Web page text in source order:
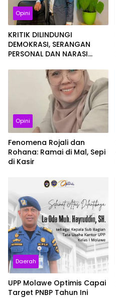
Opini
KRITIK DILINDUNGI
DEMOKRASI, SERANGAN
PERSONAL DAN NARASI
ADALAH PENYESATAN PUBLIK
Opini
Fenomena Rojali dan
Rohana: Ramai di Mal, Sepi
di Kasir
Daerah
UPP Molawe Optimis Capai
Target PNBP Tahun Ini